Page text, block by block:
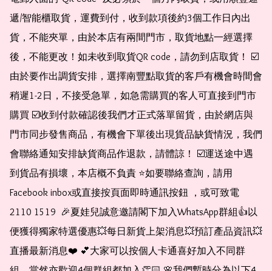
遞/智能櫃取貨，運費到付，收到款項後約3個工作日內出
貨，不能夾單，由於本店有兩間門市，取貨地點一經選擇
後，不能更改！如未收到取貨QR code，請勿到店取貨！ ☑️
由於要作出調貨安排，選擇南豐點取貨的客戶有機會時間會
稍遲1-2日，不接受急單，如急需購買的客人可直接到門市
購買 ☑️收到付款確認後我們才正式落單留貨，由於網店與
門市同步發售商品，有機會下單後出現貨品缺貨情況，我們
會聯絡通知安排缺貨商品作退款，請體諒！ ☑️運送途中遇
到貨品有損壞，本店概不負責 ⭐️如要聯絡查詢，請用
Facebook inbox或直接按頁面即時通訊按鈕 ，或可致電
2110 1519  🎉夏娃兒誠意邀請閣下加入WhatsApp群組👍以
便獲得獨家特選優惠💥每日新貨上架消息💥預訂產品資訊💥
直播最新消息❤️ 💕大家可以按個人卡通喜好加入不同群